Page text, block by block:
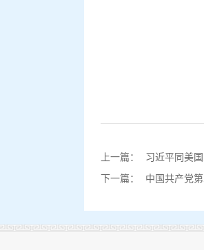
上一篇： 习近平同美
下一篇： 中国共产党